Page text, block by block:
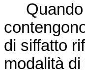
di siffatto
modalità